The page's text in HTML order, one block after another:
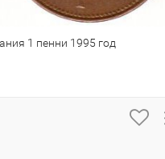
1 пенни 1995 год